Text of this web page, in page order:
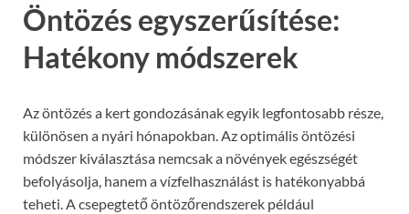
Öntözés egyszerűsítése:
Hatékony módszerek
Az öntözés a kert gondozásának egyik legfontosabb része,
különösen a nyári hónapokban. Az optimális öntözési
módszer kiválasztása nemcsak a növények egészségét
befolyásolja, hanem a vízfelhasználást is hatékonyabbá
teheti. A csepegtető öntözőrendszerek például